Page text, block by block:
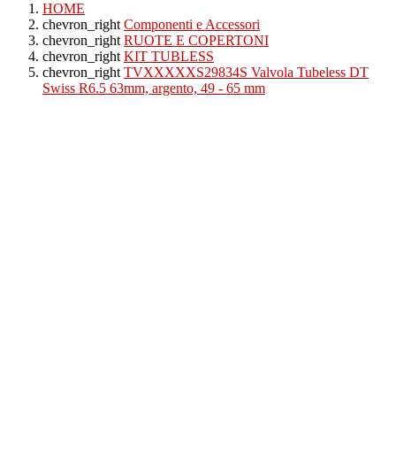
HOME
chevron_right Componenti e Accessori
chevron_right RUOTE E COPERTONI
chevron_right KIT TUBLESS
chevron_right TVXXXXXS29834S Valvola Tubeless DT
Swiss R6.5 63mm, argento, 49 - 65 mm